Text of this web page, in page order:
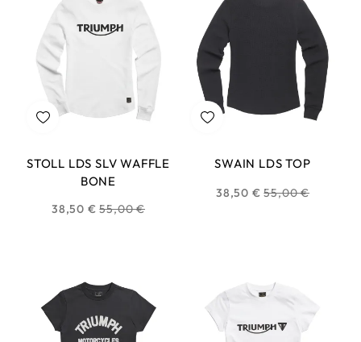
STOLL LDS SLV WAFFLE
BONE
38,50 € Prix
55,00 €
SWAIN LDS TOP
38,50 € Prix
55,00 €